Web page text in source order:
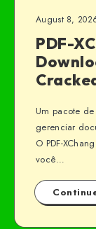
August 8,
PDF-
Um pacote
gerenciar
O PDF-
você…